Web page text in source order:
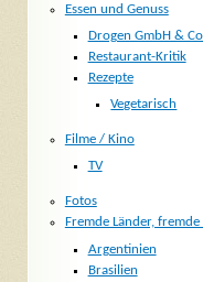
Essen und Genuss
Drogen GmbH &
Restaurant-Kritik
Rezepte
Vegetarisch
Filme / Kino
TV
Fotos
Fremde Länder, fremde
Argentinien
Brasilien